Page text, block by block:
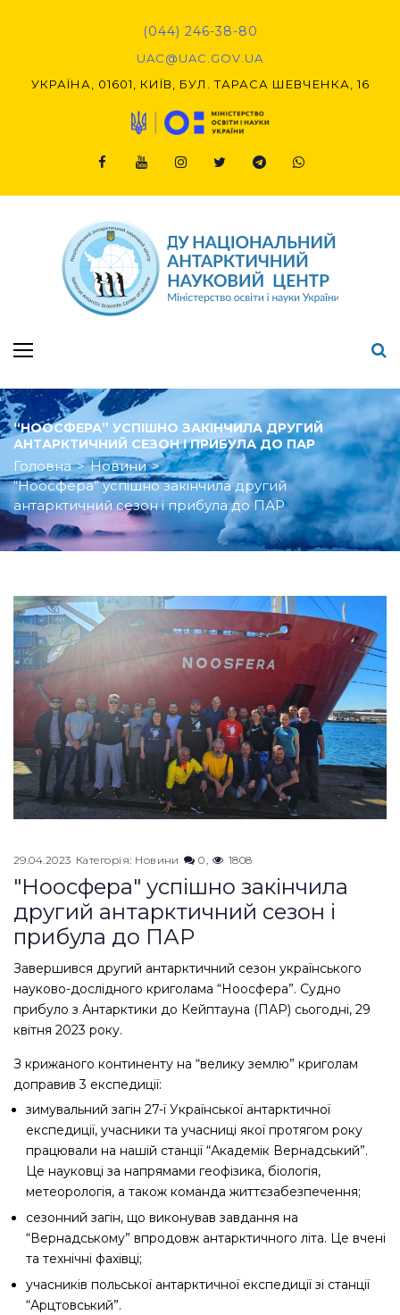
(044) 246-38-80
UAC@UAC.GOV.UA​​
УКРАЇНА, 01601, КИЇВ, БУЛ. ТАРАСА ШЕВЧЕНКА, 16
“НООСФЕРА” УСПІШНО ЗАКІНЧИЛА ДРУГИЙ
АНТАРКТИЧНИЙ СЕЗОН І ПРИБУЛА ДО ПАР
Головна > Новини >
“Ноосфера” успішно закінчила другий
антарктичний сезон і прибула до ПАР
29.04.2023 Категорія: Новини 0 1808
"Ноосфера" успішно закінчила
другий антарктичний сезон і
прибула до ПАР
Завершився другий антарктичний сезон українського
науково-дослідного криголама “Ноосфера”. Судно
прибуло з Антарктики до Кейптауна (ПАР) сьогодні, 29
квітня 2023 року.
З крижаного континенту на “велику землю” криголам
доправив 3 експедиції:
зимувальний загін 27-ї Української антарктичної
експедиції, учасники та учасниці якої протягом року
працювали на нашій станції “Академік Вернадський”.
Це науковці за напрямами геофізика, біологія,
метеорологія, а також команда життєзабезпечення;
сезонний загін, що виконував завдання на
“Вернадському” впродовж антарктичного літа. Це вчені
та технічні фахівці;
учасників польської антарктичної експедиції зі станції
“Арцтовський”.